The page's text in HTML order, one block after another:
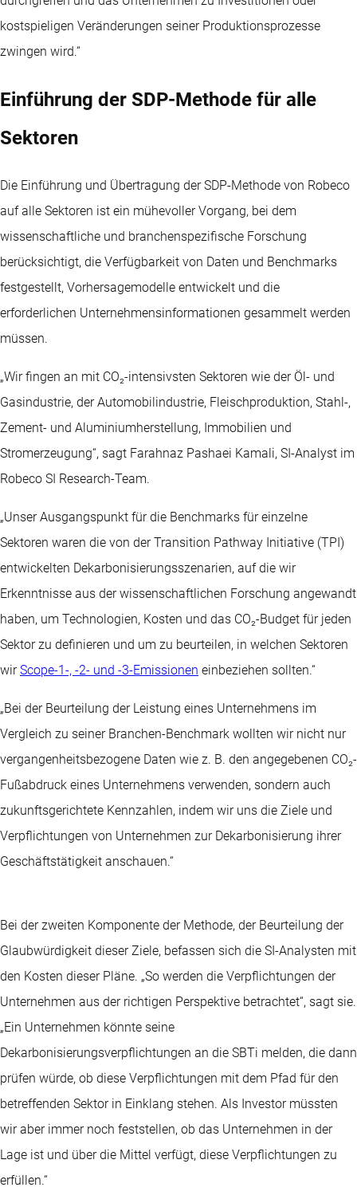
kostspieligen Veränderungen seiner Produktionsprozesse
zwingen wird.“
Einführung der SDP-Methode für alle
Sektoren
Die Einführung und Übertragung der SDP-Methode von Robeco
auf alle Sektoren ist ein mühevoller Vorgang, bei dem
wissenschaftliche und branchenspezifische Forschung
berücksichtigt, die Verfügbarkeit von Daten und Benchmarks
festgestellt, Vorhersagemodelle entwickelt und die
erforderlichen Unternehmensinformationen gesammelt werden
müssen.
„Wir fingen an mit CO₂-intensivsten Sektoren wie der Öl- und
Gasindustrie, der Automobilindustrie, Fleischproduktion, Stahl-,
Zement- und Aluminiumherstellung, Immobilien und
Stromerzeugung“, sagt Farahnaz Pashaei Kamali, SI-Analyst im
Robeco SI Research-Team.
„Unser Ausgangspunkt für die Benchmarks für einzelne
Sektoren waren die von der Transition Pathway Initiative (TPI)
entwickelten Dekarbonisierungsszenarien, auf die wir
Erkenntnisse aus der wissenschaftlichen Forschung angewandt
haben, um Technologien, Kosten und das CO₂-Budget für jeden
Sektor zu definieren und um zu beurteilen, in welchen Sektoren
wirScope-1-, -2- und -3-Emissionen einbeziehen sollten.“
„Bei der Beurteilung der Leistung eines Unternehmens im
Vergleich zu seiner Branchen-Benchmark wollten wir nicht nur
vergangenheitsbezogene Daten wie z. B. den angegebenen CO₂-
Fußabdruck eines Unternehmens verwenden, sondern auch
zukunftsgerichtete Kennzahlen, indem wir uns die Ziele und
Verpflichtungen von Unternehmen zur Dekarbonisierung ihrer
Geschäftstätigkeit anschauen.“
Bei der zweiten Komponente der Methode, der Beurteilung der
Glaubwürdigkeit dieser Ziele, befassen sich die SI-Analysten mit
den Kosten dieser Pläne. „So werden die Verpflichtungen der
Unternehmen aus der richtigen Perspektive betrachtet“, sagt sie.
„Ein Unternehmen könnte seine
Dekarbonisierungsverpflichtungen an die SBTi melden, die dann
prüfen würde, ob diese Verpflichtungen mit dem Pfad für den
betreffenden Sektor in Einklang stehen. Als Investor müssten
wir aber immer noch feststellen, ob das Unternehmen in der
Lage ist und über die Mittel verfügt, diese Verpflichtungen zu
erfüllen.“